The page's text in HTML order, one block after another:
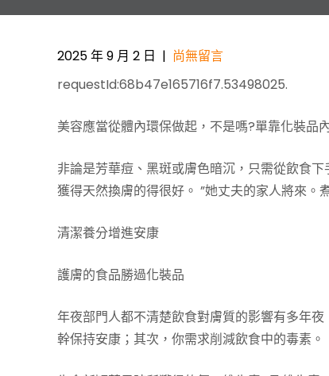
2025 年 9 月 2 日 | 尚無留言
requestId:68b47e165716f7.53498025.
美容應當從體內環保做起，不是嗎?單靠化裝品
非論是芳華痘、黑斑或膚色暗沉，只需從飲食
獲得天然換膚的得很好。 ”她丈夫的家人將來。
清潔養分增進安康
護膚的食品勝過化裝品
年夜部門人都不清楚飲食對膚質的影響有多年
幹保持安康；其次，你需求削減飲食中的毒素。